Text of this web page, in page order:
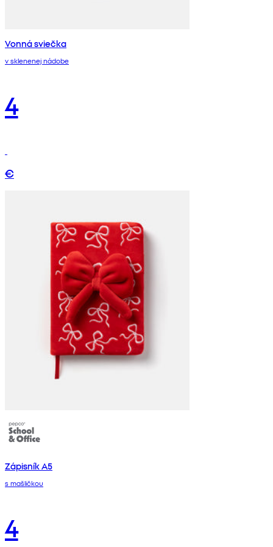
Vonná sviečka
v sklenenej nádobe
4
€
Zápisník A5
s mašličkou
4